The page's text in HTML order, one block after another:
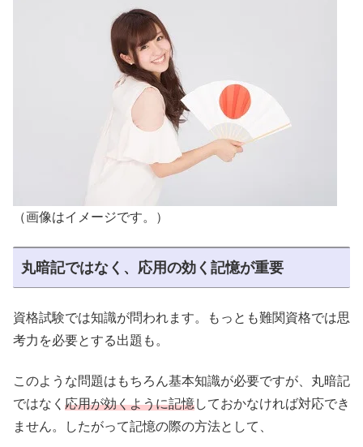
（画像はイメージです。）
丸暗記ではなく、応用の効く記憶が重要
資格試験では知識が問われます。もっとも難関資格では思
考力を必要とする出題も。
このような問題はもちろん基本知識が必要ですが、丸暗記
ではなく 応用が効くように記憶しておかなければ対応でき
ません。したがって記憶の際の方法として、